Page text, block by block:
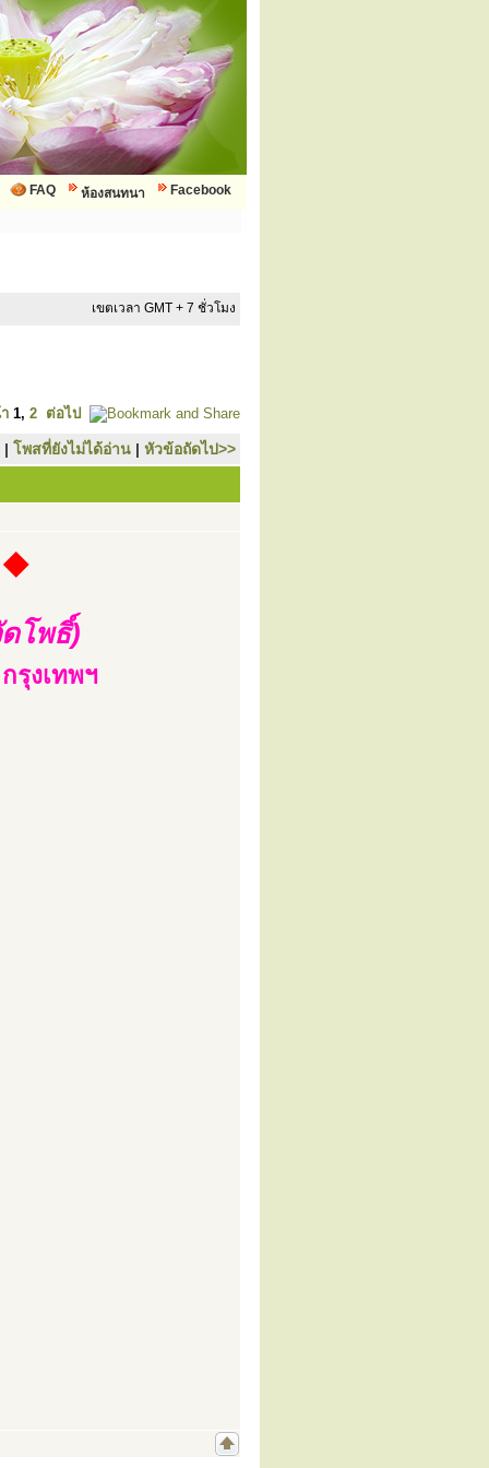
Facebook
ห้องสนทนา
FAQ
เขตเวลา GMT + 7 ชั่วโมง
1, 2 ต่อไป
| โพสที่ยังไม่ได้อ่าน | หัวข้อถัดไป>>
◆
โพธิ์)
รุงเทพฯ